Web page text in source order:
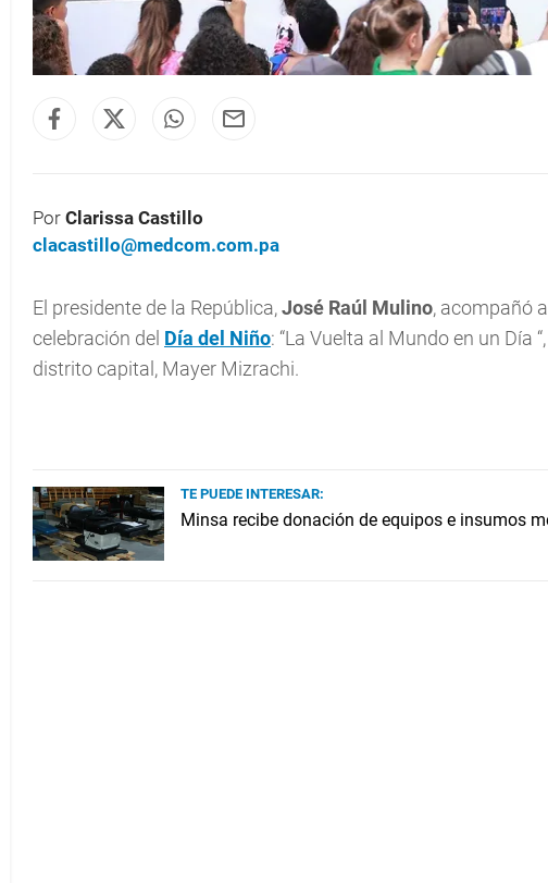
Por Clarissa Castillo
clacastillo@medcom.com.pa
El presidente de la República,José Raúl Mulino, acompañó
celebración del Día del Niño: “La Vuelta al Mundo en un Día
distrito capital, Mayer Mizrachi.
TE PUEDE INTERESAR:
Minsa recibe donación de equipos e insumos